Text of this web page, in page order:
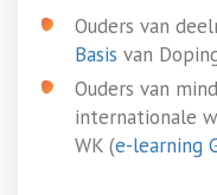
Ouders van
Basis van
Ouders van
internationale
WK (e-learning